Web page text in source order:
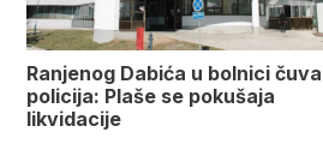
Ranjenog Dabića u bolnici čuva
policija: Plaše se pokušaja
likvidacije